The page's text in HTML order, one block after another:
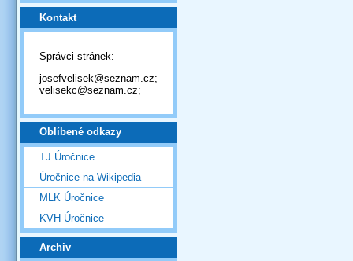
Kontakt
Správci stránek:
josefvelisek@seznam.cz;
velisekc@seznam.cz;
Oblíbené odkazy
TJ Úročnice
Úročnice na Wikipedia
MLK Úročnice
KVH Úročnice
Archiv